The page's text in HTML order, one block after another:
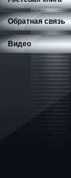
Обратная связь
Видео